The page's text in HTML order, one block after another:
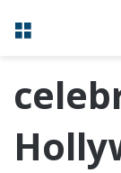
Menú